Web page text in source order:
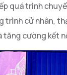
quá trình
cử nhân,
cường kết